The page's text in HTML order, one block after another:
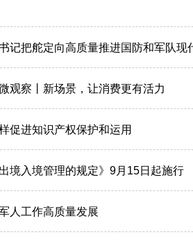
记把舵定向高质量推进国防和军队现
观察丨新场景，让消费更有活力
促进知识产权保护和运用
境入境管理的规定》9月15日起施行
人工作高质量发展